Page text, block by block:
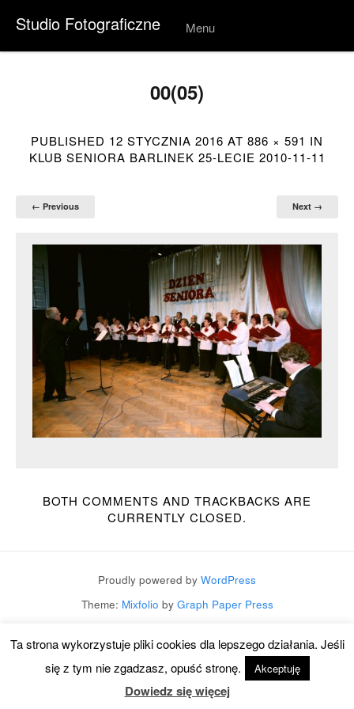
Studio Fotograficzne Menu
Skip to
00(05)
PUBLISHED 12 STYCZNIA 2016 AT 886 × 591 IN
KLUB SENIORA BARLINEK 25-LECIE 2010-11-11
← Previous Next →
BOTH COMMENTS AND TRACKBACKS ARE
CURRENTLY CLOSED.
Proudly powered by WordPress
Theme: Mixfolio by Graph Paper Press
Ta strona wykorzystuje pliki cookies dla lepszego działania. Jeśli
się z tym nie zgadzasz, opuść stronę.
Akceptuję
Dowiedz się więcej